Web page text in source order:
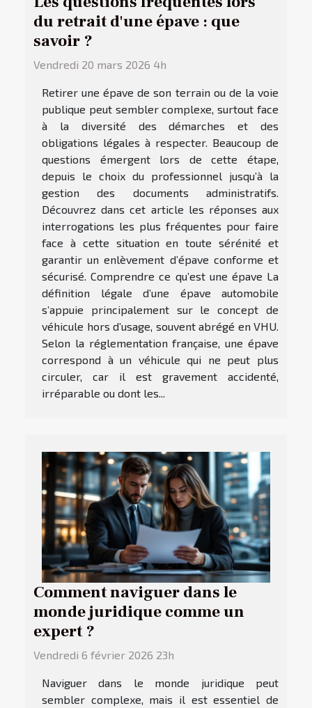
du retrait d'une épave : que
savoir ?
Vendredi 20 mars 2026 4h
Retirer une épave de son terrain ou de la voie
publique peut sembler complexe, surtout face
à la diversité des démarches et des
obligations légales à respecter. Beaucoup de
questions émergent lors de cette étape,
depuis le choix du professionnel jusqu’à la
gestion des documents administratifs.
Découvrez dans cet article les réponses aux
interrogations les plus fréquentes pour faire
face à cette situation en toute sérénité et
garantir un enlèvement d’épave conforme et
sécurisé. Comprendre ce qu’est une épave La
définition légale d’une épave automobile
s’appuie principalement sur le concept de
véhicule hors d’usage, souvent abrégé en VHU.
Selon la réglementation française, une épave
correspond à un véhicule qui ne peut plus
circuler, car il est gravement accidenté,
irréparable ou dont les...
Comment naviguer dans le
monde juridique comme un
expert ?
Vendredi 6 février 2026 23h
Naviguer dans le monde juridique peut
sembler complexe, mais il est essentiel de